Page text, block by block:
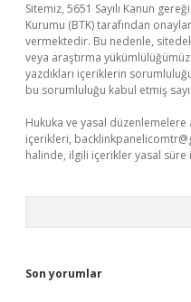
Sitemiz, 5651 Sayılı Kanun
Kurumu (BTK) tarafından
vermektedir. Bu nedenle,
veya araştırma
yazdıkları içeriklerin
bu sorumluluğu kabul etmiş
Hukuka ve yasal düzenlemelere
içerikleri,
halinde, ilgili içerikler yasal süre
Son yorumlar